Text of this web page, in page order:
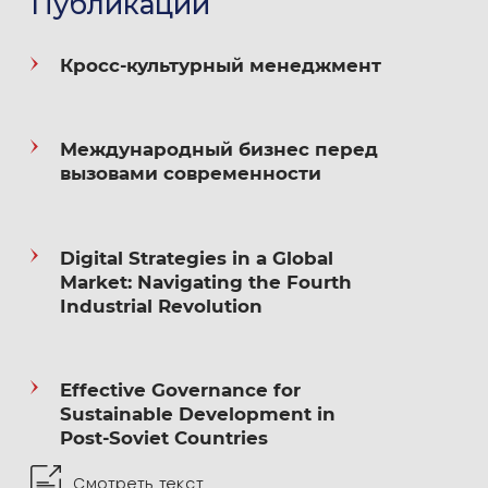
Маркетинг;
Управление производством;
Владеет английским и испанским языками.
Кросс-культурный менеджмент
Международный бизнес перед
вызовами современности
Digital Strategies in a Global
Market: Navigating the Fourth
Industrial Revolution
Effective Governance for
Sustainable Development in
Post-Soviet Countries